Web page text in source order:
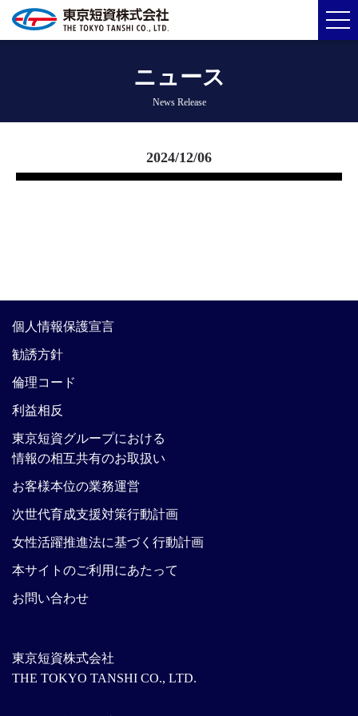
ニュース
News Release
2024/12/06
東京短資株式会社
THE TOKYO TANSHI CO., LTD.
個人情報保護宣言
勧誘方針
倫理コード
利益相反
東京短資グループにおける
情報の相互共有のお取扱い
お客様本位の業務運営
次世代育成支援対策行動計画
女性活躍推進法に基づく行動計画
本サイトのご利用にあたって
お問い合わせ